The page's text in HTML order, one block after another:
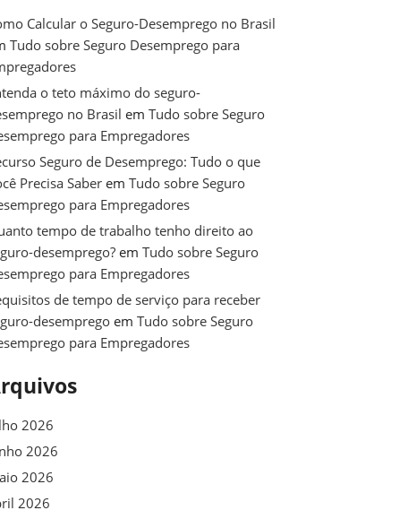
Calcular o Seguro-Desemprego no Brasil
Tudo sobre Seguro Desemprego para
o teto máximo do seguro-
no Brasil em Tudo sobre Seguro
para Empregadores
Seguro de Desemprego: Tudo o que
Precisa Saberem Tudo sobre Seguro
para Empregadores
tempo de trabalho tenho direito ao
desemprego? em Tudo sobre Seguro
para Empregadores
de tempo de serviço para receber
desempregoem Tudo sobre Seguro
para Empregadores
2026
2026
2026
2026